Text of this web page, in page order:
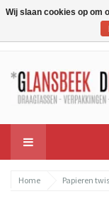
Home Papieren
Wij slaan cookies op om